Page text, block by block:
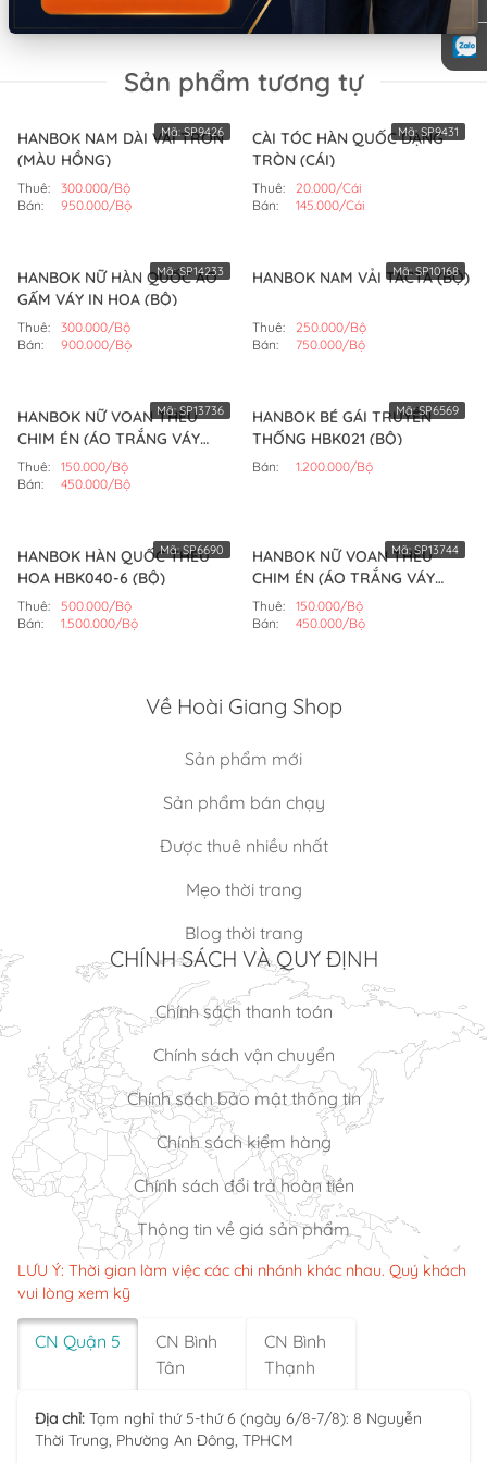
Sản phẩm tương tự
HANBOK NAM DÀI VẢI TRƠN
(MÀU HỒNG)
Thuê:
300.000/Bộ
Bán:
950.000/Bộ
Mã:SP9426
CÀI TÓC HÀN QUỐC DẠNG
TRÒN (CÁI)
Thuê:
20.000/Cái
Bán:
145.000/Cái
Mã:SP9431
HANBOK NỮ HÀN QUỐC ÁO
GẤM VÁY IN HOA (BỘ)
Thuê:
300.000/Bộ
Bán:
900.000/Bộ
Mã:SP14233 HANBOK NAM VẢI TACTA (BỘ)
Thuê:
250.000/Bộ
Bán:
750.000/Bộ
Mã:SP10168
HANBOK NỮ VOAN THÊU
CHIM ÉN (ÁO TRẮNG VÁY
HỒNG SEN)
Thuê:
150.000/Bộ
Bán:
450.000/Bộ
Mã:SP13736
HANBOK BÉ GÁI TRUYỀN
THỐNG HBK021 (BỘ)
Bán: 1.200.000/Bộ
Mã:SP6569
HANBOK HÀN QUỐC THÊU
HOA HBK040-6 (BỘ)
Thuê:
500.000/Bộ
Bán:
1.500.000/Bộ
Mã:SP6690
HANBOK NỮ VOAN THÊU
CHIM ÉN (ÁO TRẮNG VÁY
HỒNG NHẠT)
Thuê:
150.000/Bộ
Bán:
450.000/Bộ
Mã:SP13744
Về Hoài Giang Shop
Sản phẩm mới
Sản phẩm bán chạy
Được thuê nhiều nhất
Mẹo thời trang
Blog thời trang
CHÍNH SÁCH VÀ QUY ĐỊNH
Chính sách thanh toán
Chính sách vận chuyển
Chính sách bảo mật thông tin
Chính sách kiểm hàng
Chính sách đổi trả hoàn tiền
Thông tin về giá sản phẩm
LƯU Ý: Thời gian làm việc các chi nhánh khác nhau. Quý khách
vui lòng xem kỹ
CN Quận 5
CN Bình
Tân
CN Bình
Thạnh
Địa chỉ: Tạm nghỉ thứ 5-thứ 6 (ngày 6/8-7/8): 8 Nguyễn
Thời Trung, Phường An Đông, TPHCM